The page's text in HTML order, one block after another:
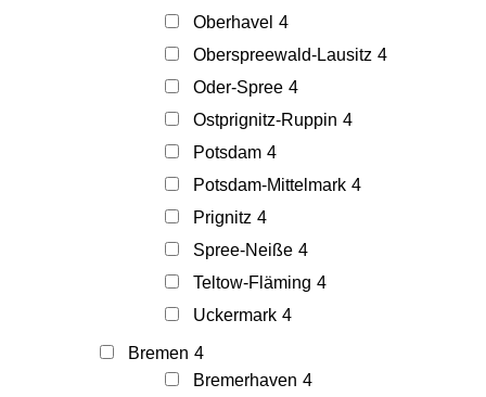
Oberhavel 4
Oberspreewald-Lausitz 4
Oder-Spree 4
Ostprignitz-Ruppin 4
Potsdam 4
Potsdam-Mittelmark 4
Prignitz 4
Spree-Neiße 4
Teltow-Fläming 4
Uckermark 4
Bremen 4
Bremerhaven 4